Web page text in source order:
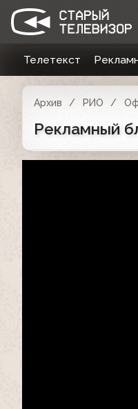
Телетекст
Архив РИО
Рекламный